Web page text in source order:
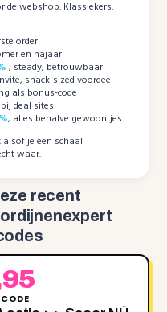
de webshop. Klassiekers:
order
en najaar
; steady, betrouwbaar
snack-sized voordeel
als bonus-code
deal sites
, alles behalve gewoontjes
je een schaal
waar.
recent